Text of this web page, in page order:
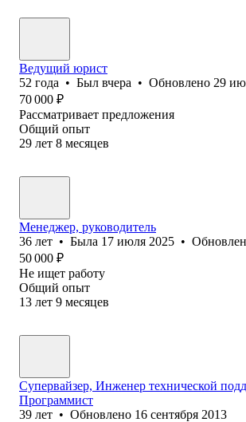
Ведущий юрист
52 года • Был вчера • Обновлено 29
70 000 ₽
Рассматривает предложения
Общий опыт
29 лет 8 месяцев
Менеджер, руководитель
36 лет • Была 17 июля 2025 •
50 000 ₽
Не ищет работу
Общий опыт
13 лет 9 месяцев
Супервайзер, Инженер технической
Программист
39 лет • Обновлено 16 сентября 2013